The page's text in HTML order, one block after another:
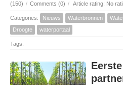
(150) / Comments (0) / Article rating: No
Categories: Nieuws Waterbronnen
Droogte
waterportaal
Tags: